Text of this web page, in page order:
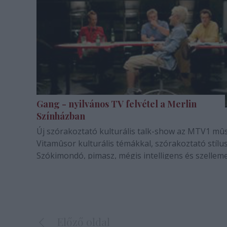
Gang - nyilvános TV felvétel a Merlin
Színházban
Új szórakoztató kulturális talk-show az MTV1
Vitamûsor kulturális témákkal, szórakoztató
Szókimondó, pimasz, mégis intelligens és